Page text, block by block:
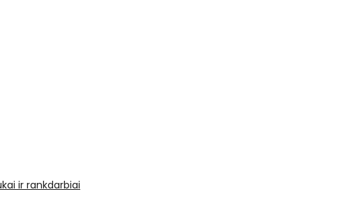
ir rankdarbiai